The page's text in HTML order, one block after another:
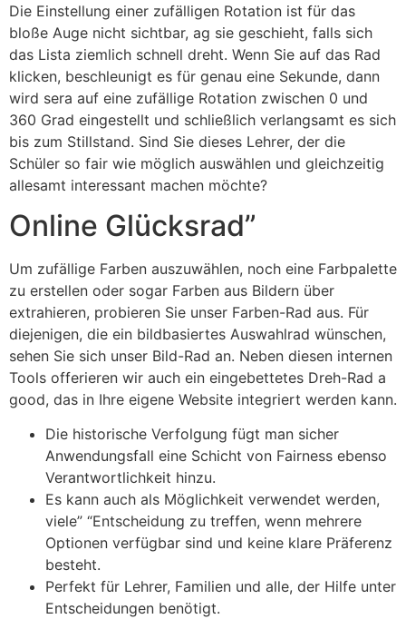
Die Einstellung einer zufälligen Rotation ist für das
bloße Auge nicht sichtbar, ag sie geschieht, falls sich
das Lista ziemlich schnell dreht. Wenn Sie auf das Rad
klicken, beschleunigt es für genau eine Sekunde, dann
wird sera auf eine zufällige Rotation zwischen 0 und
360 Grad eingestellt und schließlich verlangsamt es sich
bis zum Stillstand. Sind Sie dieses Lehrer, der die
Schüler so fair wie möglich auswählen und gleichzeitig
allesamt interessant machen möchte?
Online Glücksrad”
Um zufällige Farben auszuwählen, noch eine Farbpalette
zu erstellen oder sogar Farben aus Bildern über
extrahieren, probieren Sie unser Farben-Rad aus. Für
diejenigen, die ein bildbasiertes Auswahlrad wünschen,
sehen Sie sich unser Bild-Rad an. Neben diesen internen
Tools offerieren wir auch ein eingebettetes Dreh-Rad a
good, das in Ihre eigene Website integriert werden kann.
Die historische Verfolgung fügt man sicher
Anwendungsfall eine Schicht von Fairness ebenso
Verantwortlichkeit hinzu.
Es kann auch als Möglichkeit verwendet werden,
viele” “Entscheidung zu treffen, wenn mehrere
Optionen verfügbar sind und keine klare Präferenz
besteht.
Perfekt für Lehrer, Familien und alle, der Hilfe unter
Entscheidungen benötigt.